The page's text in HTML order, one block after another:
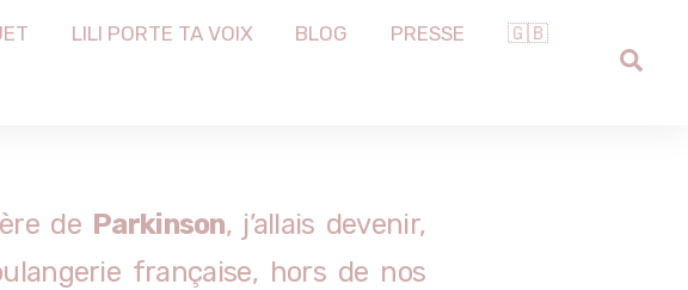
LILI PORTE TA VOIX BLOG PRESSE 🇬🇧
de Parkinson, j’allais devenir,
française, hors de nos